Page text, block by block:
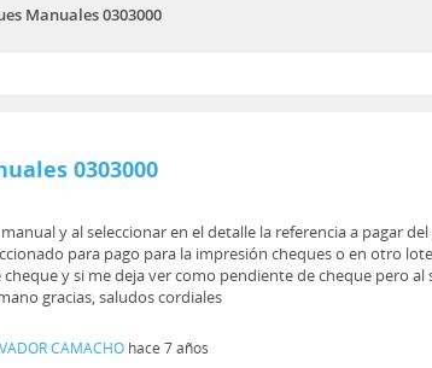
Manuales 0303000
0303000
y al seleccionar en el detalle la referencia a pagar
para pago para la impresión cheques o en otro
y si me deja ver como pendiente de cheque pero
gracias, saludos cordiales
CAMACHO hace 7 años